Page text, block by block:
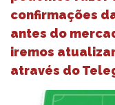
confirmações
antes do
iremos
através do